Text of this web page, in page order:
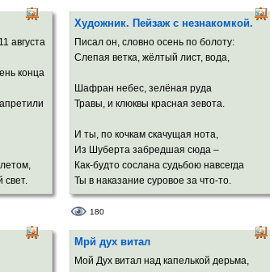
И они нарисуют тебя и меня
В середине весёлого русого дня
И другие законы весь мир обоймут,
И Бог улыбнётся в безвременье где-то.
конца
свет.
раз…
Художник. Пейзаж с незнакомкой.
Писал он, словно осень по болоту:
Слепая ветка, жёлтый лист, вода,
Шафран небес, зелёная руда
Травы, и клюквы красная зевота.
И ты, по кочкам скачущая нота,
Из Шуберта забредшая сюда –
Как-будто сослана судьбою навсегда
Ты в наказание суровое за что-то.
Мир одиночеством пронизан и тоской,
И даже фиолетовый покой
На горизонте тонок и несчастлив.
180
Мрй дух витал
Мой Дух витал над капелькой дерьма,